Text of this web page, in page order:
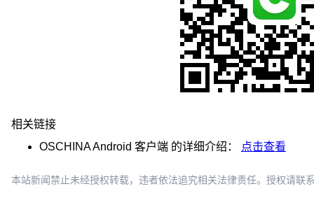
嗯，以上便是 4.3.2 版本的更新内容啦，各大安卓市场和